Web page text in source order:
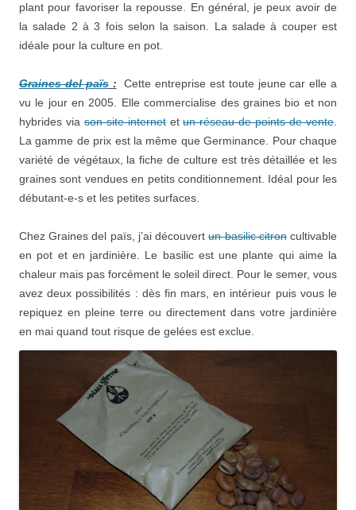
plant pour favoriser la repousse. En général, je peux avoir de
la salade 2 à 3 fois selon la saison. La salade à couper est
idéale pour la culture en pot.
Graines del païs: Cette entreprise est toute jeune car elle a
vu le jour en 2005. Elle commercialise des graines bio et non
hybrides viason site internetetun réseau de points de vente
La gamme de prix est la même que Germinance. Pour chaque
variété de végétaux, la fiche de culture est très détaillée et les
graines sont vendues en petits conditionnement. Idéal pour les
débutant-e-s et les petites surfaces.
Chez Graines del païs, j’ai découvertun basilic citroncultivable
en pot et en jardinière. Le basilic est une plante qui aime la
chaleur mais pas forcément le soleil direct. Pour le semer, vous
avez deux possibilités : dès fin mars, en intérieur puis vous le
repiquez en pleine terre ou directement dans votre jardinière
en mai quand tout risque de gelées est exclue.